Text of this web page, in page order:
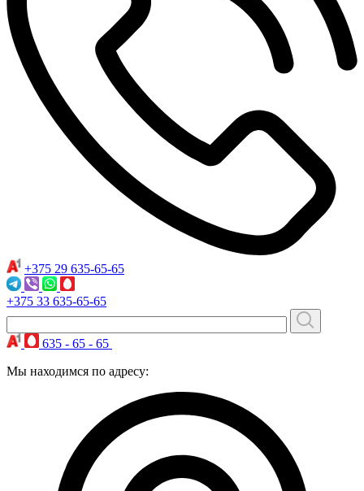
+375 29 635-65-65
+375 33 635-65-65
635 - 65 - 65
Мы находимся по адресу: